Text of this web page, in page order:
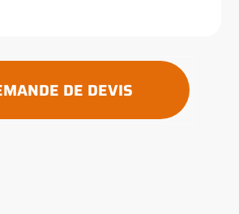
DE DEVIS